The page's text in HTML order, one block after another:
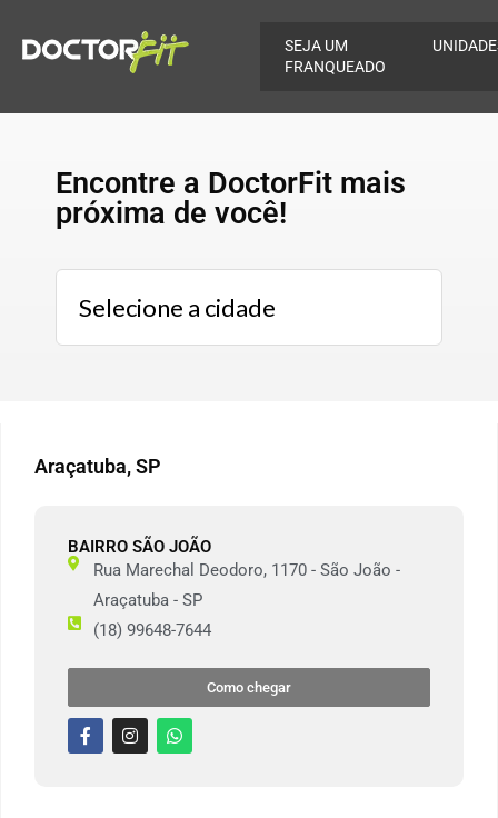
SEJA UM
FRANQUEADO
Encontre a DoctorFit mais
próxima de você!
Araçatuba, SP
BAIRRO SÃO JOÃO
Rua Marechal Deodoro, 1170 - São João -
Araçatuba - SP
(18) 99648-7644
Como chegar